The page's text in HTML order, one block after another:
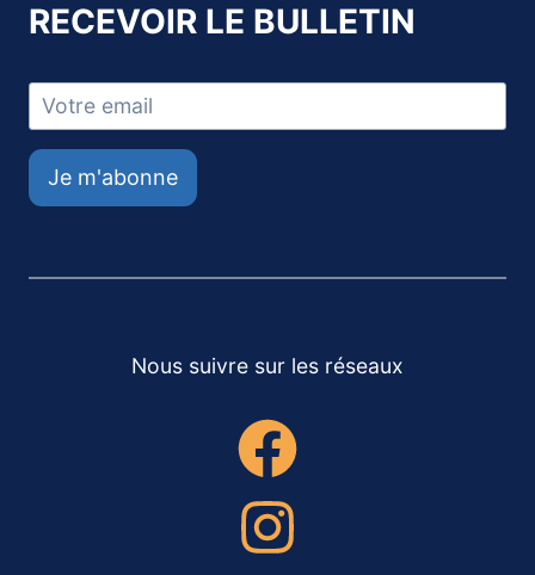
RECEVOIR LE BULLETIN
Je m'abonne
Nous suivre sur les réseaux